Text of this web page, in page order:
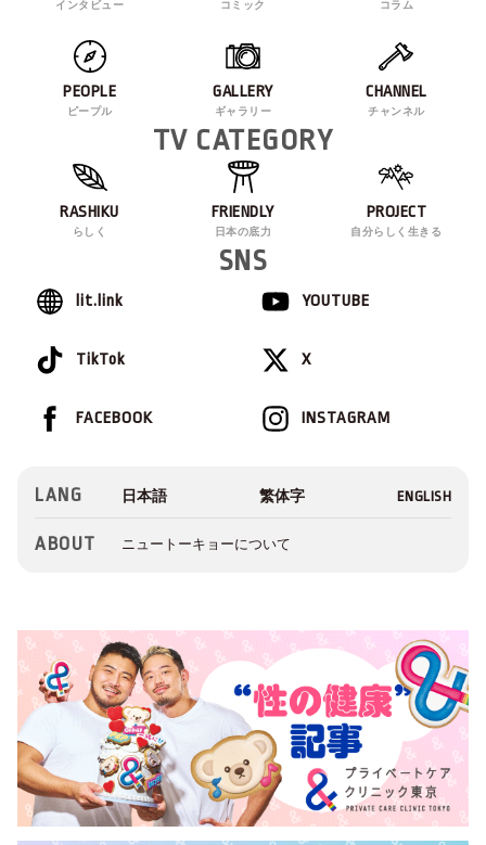
インタビュー コミック コラム
PEOPLE
ピープル
GALLERY
ギャラリー
CHANNEL
チャンネル
TV CATEGORY
RASHIKU
らしく
FRIENDLY
日本の底力
PROJECT
自分らしく生きる
SNS
lit.link YOUTUBE
TikTok X
INSTAGRAM
FACEBOOK
LANG
ABOUT ニュートーキョーについて